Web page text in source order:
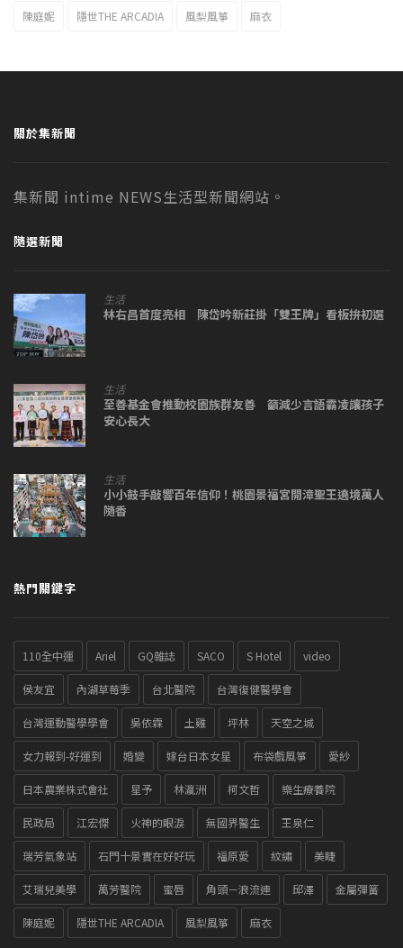
陳庭妮 隱世THE ARCADIA 風梨風箏 麻衣
關於集新聞
集新聞 intime NEWS生活型新聞網站。
隨選新聞
生活
林右昌首度亮相 陳岱吟新莊掛「雙王牌」看板拚初選
生活
至善基金會推動校園族群友善 籲減少言語霸凌讓孩子
安心長大
生活
小小鼓手敲響百年信仰！桃園景福宮開漳聖王遶境萬人
隨香
熱門關鍵字
110全中運 Ariel GQ雜誌 SACO S Hotel video
侯友宜 內湖草莓季 台北醫院 台灣復健醫學會
台灣運動醫學學會 吳依霖 土雞 坪林 天空之城
女力報到-好運到 婚變 嫁台日本女星 布袋戲風箏 愛紗
日本農業株式會社 星予 林瀛洲 柯文哲 樂生療養院
民政局 江宏傑 火神的眼淚 無國界醫生 王泉仁
瑞芳氣象站 石門十景實在好好玩 福原愛 紋繡 美睫
艾瑞兒美學 萬芳醫院 蜜唇 角頭－浪流連 邱澤 金屬彈簧
陳庭妮 隱世THE ARCADIA 風梨風箏 麻衣